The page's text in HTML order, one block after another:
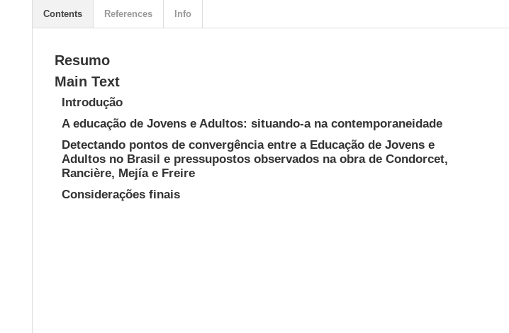
Resumo
Main Text
Introdução
A educação de Jovens e Adultos: situando-a na contemporaneidade
Detectando pontos de convergência entre a Educação de Jovens e
Adultos no Brasil e pressupostos observados na obra de Condorcet,
Rancière, Mejía e Freire
Considerações finais
Contents References Info